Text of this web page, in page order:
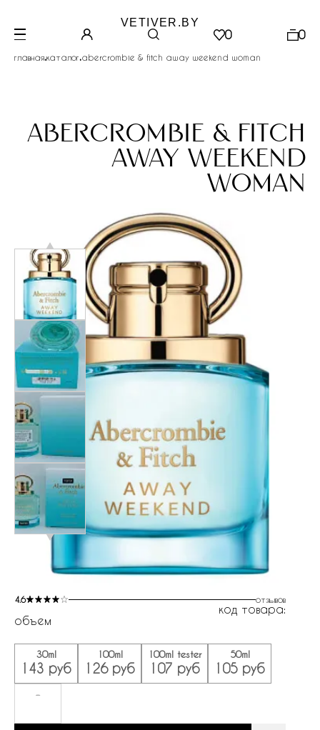
VETIVER.BY
0 0
главная.каталог.abercrombie & fitch away weekend woman
abercrombie & fitch
away weekend
woman
4.6 отзывов
код товара:
объем
30ml
143 руб
100ml
126 руб
100ml tester
107 руб
50ml
105 руб
-